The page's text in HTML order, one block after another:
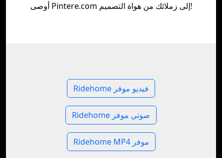
أوصى Pintere.com إلى زملائك من هواة التصميم!
Ridehome فيديو موفر
Ridehome صوتي موفر
Ridehome MP4 موفر